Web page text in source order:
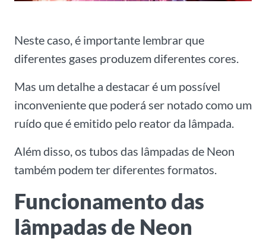
Neste caso, é importante lembrar que
diferentes gases produzem diferentes cores.
Mas um detalhe a destacar é um possível
inconveniente que poderá ser notado como um
ruído que é emitido pelo reator da lâmpada.
Além disso, os tubos das lâmpadas de Neon
também podem ter diferentes formatos.
Funcionamento das
lâmpadas de Neon